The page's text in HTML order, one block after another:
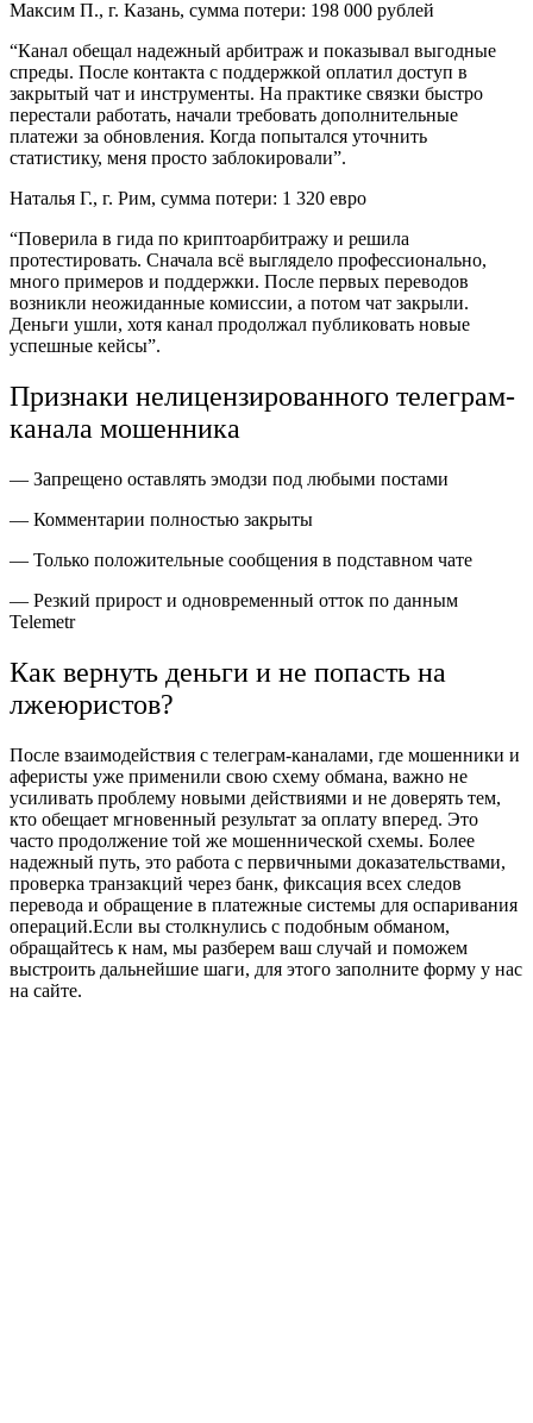
Максим П., г. Казань, сумма потери: 198 000 рублей
“Канал обещал надежный арбитраж и показывал выгодные
спреды. После контакта с поддержкой оплатил доступ в
закрытый чат и инструменты. На практике связки быстро
перестали работать, начали требовать дополнительные
платежи за обновления. Когда попытался уточнить
статистику, меня просто заблокировали”.
Наталья Г., г. Рим, сумма потери: 1 320 евро
“Поверила в гида по криптоарбитражу и решила
протестировать. Сначала всё выглядело профессионально,
много примеров и поддержки. После первых переводов
возникли неожиданные комиссии, а потом чат закрыли.
Деньги ушли, хотя канал продолжал публиковать новые
успешные кейсы”.
Признаки нелицензированного телеграм-
канала мошенника
— Запрещено оставлять эмодзи под любыми постами
— Комментарии полностью закрыты
— Только положительные сообщения в подставном чате
— Резкий прирост и одновременный отток по данным
Telemetr
Как вернуть деньги и не попасть на
лжеюристов?
После взаимодействия с телеграм-каналами, где мошенники и
аферисты уже применили свою схему обмана, важно не
усиливать проблему новыми действиями и не доверять тем,
кто обещает мгновенный результат за оплату вперед. Это
часто продолжение той же мошеннической схемы. Более
надежный путь, это работа с первичными доказательствами,
проверка транзакций через банк, фиксация всех следов
перевода и обращение в платежные системы для оспаривания
операций.Если вы столкнулись с подобным обманом,
обращайтесь к нам, мы разберем ваш случай и поможем
выстроить дальнейшие шаги, для этого заполните форму у нас
на сайте.